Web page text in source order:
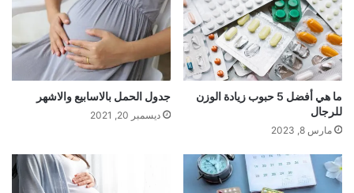
ما هي أفضل 5 حبوب زيادة الوزن
للرجال
مارس 8, 2023
جدول الحمل بالاسابيع والاشهر
ديسمبر 20, 2021